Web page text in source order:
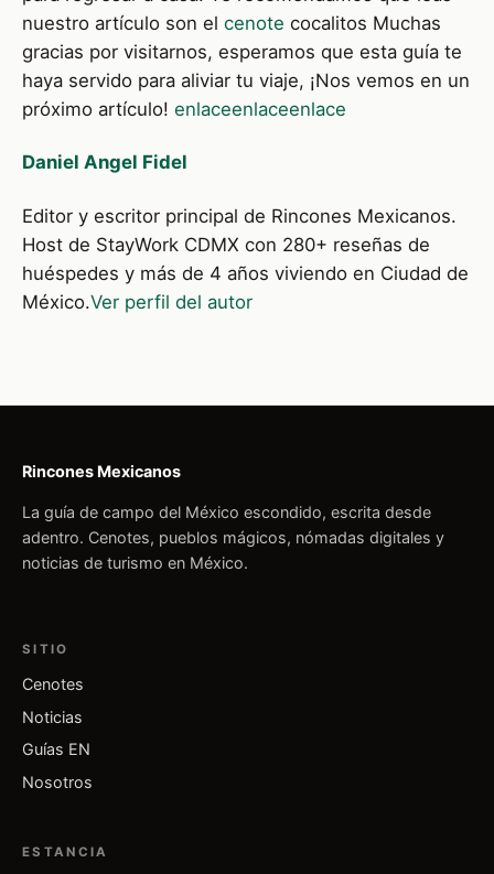
nuestro artículo son el cenote cocalitos Muchas
gracias por visitarnos, esperamos que esta guía te
haya servido para aliviar tu viaje, ¡Nos vemos en un
próximo artículo! enlaceenlaceenlace
Daniel Angel Fidel
Editor y escritor principal de Rincones Mexicanos.
Host de StayWork CDMX con 280+ reseñas de
huéspedes y más de 4 años viviendo en Ciudad de
México.Ver perfil del autor
Rincones Mexicanos
La guía de campo del México escondido, escrita desde
adentro. Cenotes, pueblos mágicos, nómadas digitales y
noticias de turismo en México.
SITIO
Cenotes
Noticias
Guías EN
Nosotros
ESTANCIA